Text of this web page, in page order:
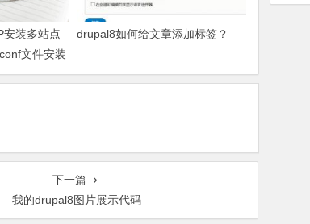
装多站点
文件安装
drupal8如何给文章添加标签？
下一篇
我的drupal8图片展示代码